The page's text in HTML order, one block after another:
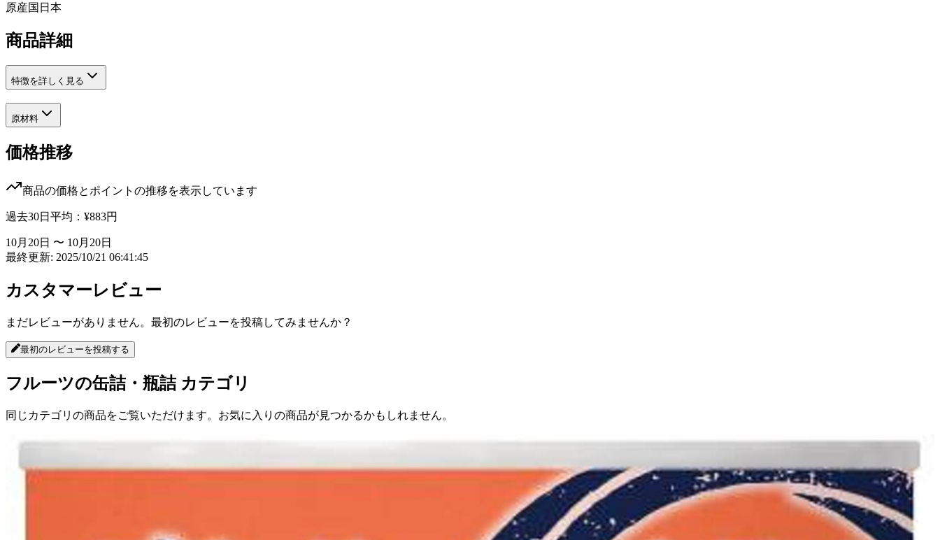
原産国 日本
商品詳細
特徴を詳しく見る
原材料
価格推移
商品の価格とポイントの推移を表示しています
過去30日平均： ¥883円
10月20日 〜 10月20日
最終更新: 2025/10/21 06:41:45
カスタマーレビュー
まだレビューがありません。最初のレビューを投稿してみませんか？
最初のレビューを投稿する
フルーツの缶詰・瓶詰 カテゴリ
同じカテゴリの商品をご覧いただけます。お気に入りの商品が見つかるかもしれません。